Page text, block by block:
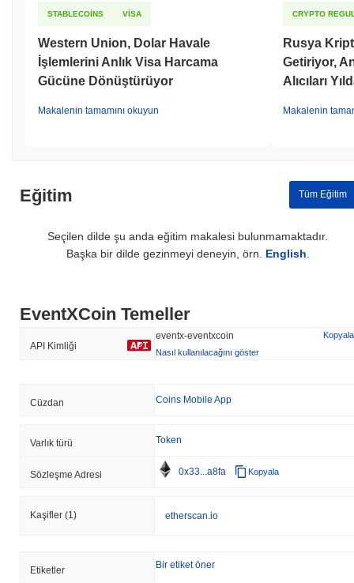
STABLECOINS VISA
Western Union, Dolar Havale
İşlemlerini Anlık Visa Harcama
Gücüne Dönüştürüyor
Makalenin tamamını okuyun
CRYPTO
Rusya
Getiriyor,
Alıcıları
Makalenin
Eğitim Tüm Eğitim
Seçilen dilde şu anda eğitim makalesi bulunmamaktadır.
Başka bir dilde gezinmeyi deneyin, örn. English
EventXCoin Temeller
API Kimliği
eventx-eventxcoin
Kopyala
Nasıl kullanılacağını göster
Cüzdan Coins Mobile App
Varlık türü Token
Sözleşme Adresi 0x33...a8fa Kopyala
Kaşifler (1) etherscan.io
Etiketler Bir etiket öner